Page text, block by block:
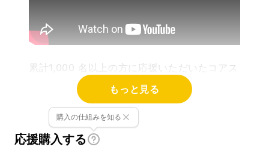
累計1,000 名以上の方に応援いただいたコアス
クイーズシリーズから究極形が登場。
コアスクイーズサーフェスを使った、自宅で簡
単に、誰もが継続できるように徹底的に考え抜
いた「トレーニング・メニュー」を提供しま
もっと見る
応援購入する
購入の仕組みを知る